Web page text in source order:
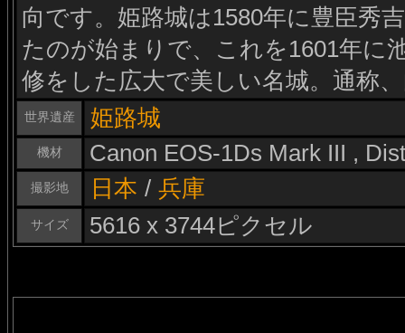
向です。姫路城は1580年に豊臣秀
たのが始まりで、これを1601年に
修をした広大で美しい名城。通称
世界遺産 姫路城
機材 Canon EOS-1Ds Mark III ,
撮影地 日本 / 兵庫
サイズ 5616 x 3744ピクセル